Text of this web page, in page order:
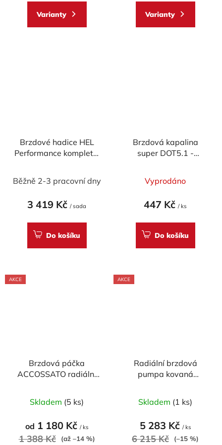
5
Varianty
5
Varianty
Brzdové hadice HEL
Performance kompletní
hodnocení
produktu
5,0
z
Běžně 2-3 pracovní dny
3 419 Kč / sada
Do košíku
Brzdová kapalina
super DOT5.1 -
Vyprodáno
447 Kč / ks
Do košíku
AKCE
Brzdová páčka
ACCOSSATO radiální
pumpy (NE pro OEM)
Skladem (5 ks)
od 1 180 Kč / ks
1 388 Kč (až –14 %)
AKCE
Radiální brzdová
pumpa kovaná
hodnocení
produktu
je
Skladem (1 ks)
5 283 Kč / ks
6 215 Kč (–15 %)